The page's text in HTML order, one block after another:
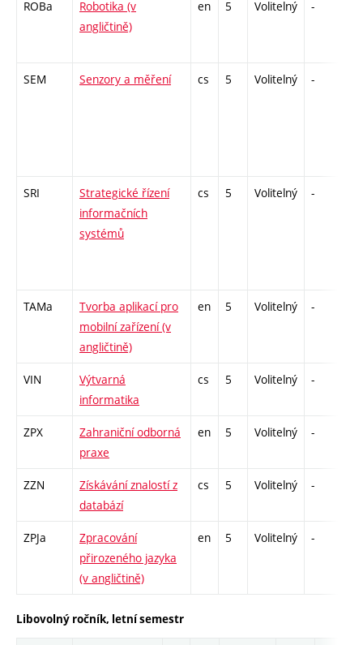
ROBa
Robotika (v
angličtině)
en 5 Volitelný -
SEM Senzory a měření cs 5 Volitelný -
SRI
Strategické řízení
informačních
systémů
cs 5 Volitelný -
TAMa
Tvorba aplikací pro
mobilní zařízení (v
angličtině)
en 5 Volitelný -
VIN
Výtvarná
informatika
cs 5 Volitelný -
ZPX
Zahraniční odborná
praxe
en 5 Volitelný -
ZZN
Získávání znalostí z
databází
cs 5 Volitelný -
ZPJa
Zpracování
přirozeného jazyka
(v angličtině)
en 5 Volitelný -
Libovolný ročník, letní semestr